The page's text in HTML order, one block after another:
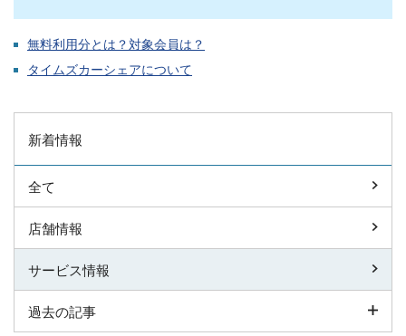
無料利用分とは？対象会員は？
タイムズカーシェアについて
新着情報
全て
店舗情報
サービス情報
過去の記事